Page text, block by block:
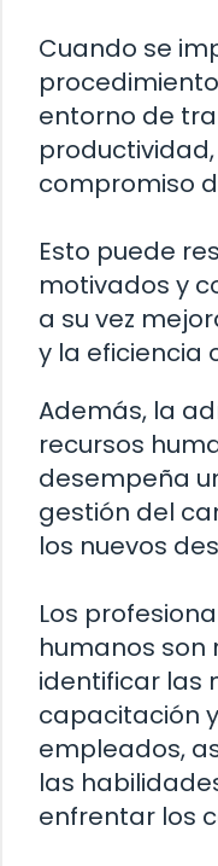
Cuando se
entorno de
compromiso
Esto puede
motivados y
a su vez
y la eficiencia
Además, la
recursos
desempeña
gestión del
los nuevos
Los
humanos son
identificar las
capacitación
empleados,
las
enfrentar los